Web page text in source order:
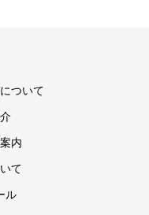
ついて
内
て
ル